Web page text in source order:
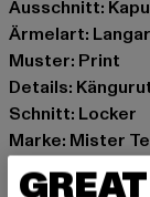
Ausschnitt:
Ärmelart:
Muster: Print
Details:
Schnitt: Locker
Marke: Mister
Kat.: Sweat &